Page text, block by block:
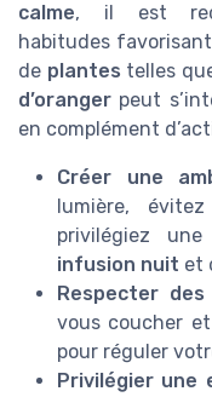
calme, il est
habitudes
de plantes telles
d’oranger peut
en complément
Créer une
lumière,
privilégiez une
infusion nuit et
Respecter
vous coucher
pour réguler
Privilégier une